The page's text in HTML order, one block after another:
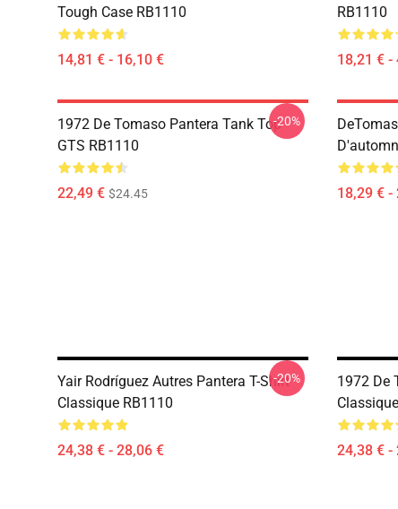
Tough Case RB1110
14,81 € - 16,10 €
RB1110
18,21 € -
1972 De Tomaso Pantera Tank Top
GTS RB1110
22,49 € $24.45
-20%
18,29 € -
Yair Rodríguez Autres Pantera T-Shirt
Classique RB1110
24,38 € - 28,06 €
-20%
1972 De
24,38 € -